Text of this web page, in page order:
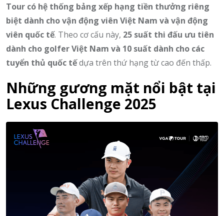
Tour có hệ thống bảng xếp hạng tiền thưởng riêng
biệt dành cho vận động viên Việt Nam và vận động
viên quốc tế. Theo cơ cấu này, 25 suất thi đấu ưu tiên
dành cho golfer Việt Nam và 10 suất dành cho các
tuyển thủ quốc tếdựa trên thứ hạng từ cao đến thấp.
Những gương mặt nổi bật tại
Lexus Challenge 2025